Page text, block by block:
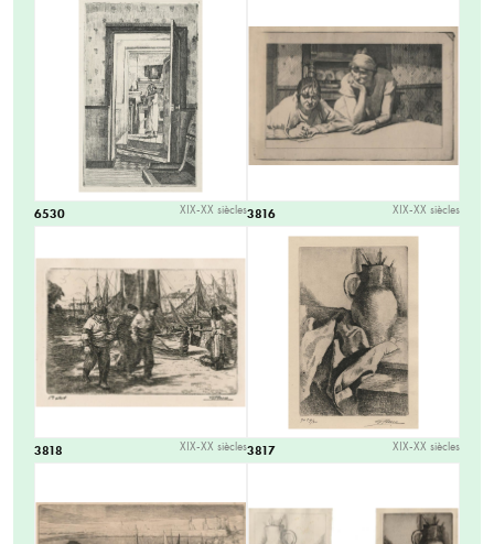
6530 XIX-XX siècles3816 XIX-XX siècles
3818 XIX-XX siècles3817 XIX-XX siècles